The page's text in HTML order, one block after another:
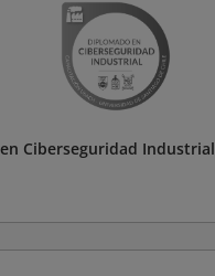
Ciberseguridad Industrial